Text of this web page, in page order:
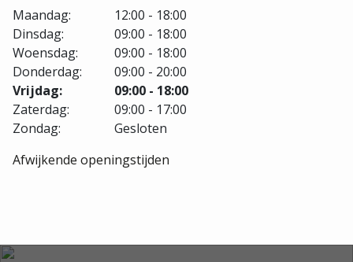
Maandag:
12:00 - 18:00
Dinsdag:
09:00 - 18:00
Woensdag:
09:00 - 18:00
Donderdag:
09:00 - 20:00
Vrijdag:
09:00 - 18:00
Zaterdag:
09:00 - 17:00
Zondag:
Gesloten
Afwijkende openingstijden